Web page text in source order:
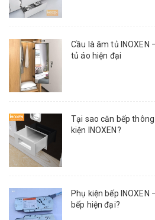
Cầu là âm tủ INOXEN
tủ áo hiện đại
Tại sao căn bếp
kiện INOXEN?
Phụ kiện bếp
bếp hiện đại?